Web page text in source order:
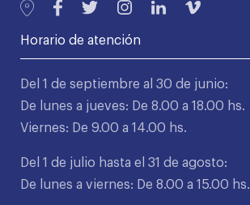
Horario de atención
Del 1 de septiembre al 30 de junio:
De lunes a jueves: De 8.00 a 18.00 hs.
Viernes: De 9.00 a 14.00 hs.
Del 1 de julio hasta el 31 de agosto:
De lunes a viernes: De 8.00 a 15.00 hs.